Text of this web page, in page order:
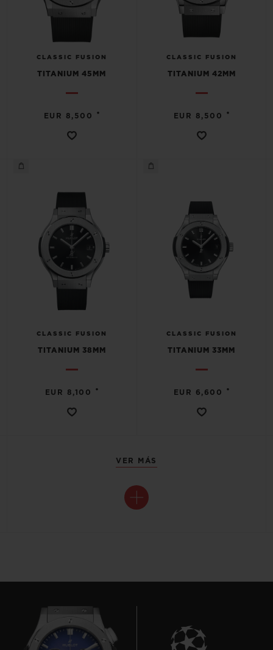
CLASSIC FUSION
TITANIUM 45MM
EUR 8,500 •
CLASSIC FUSION
TITANIUM 42MM
EUR 8,500 •
CLASSIC FUSION
TITANIUM 38MM
EUR 8,100 •
CLASSIC FUSION
TITANIUM 33MM
EUR 6,600 •
VER MÁS